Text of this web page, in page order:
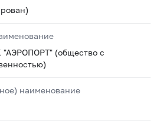
(общество с
наименование